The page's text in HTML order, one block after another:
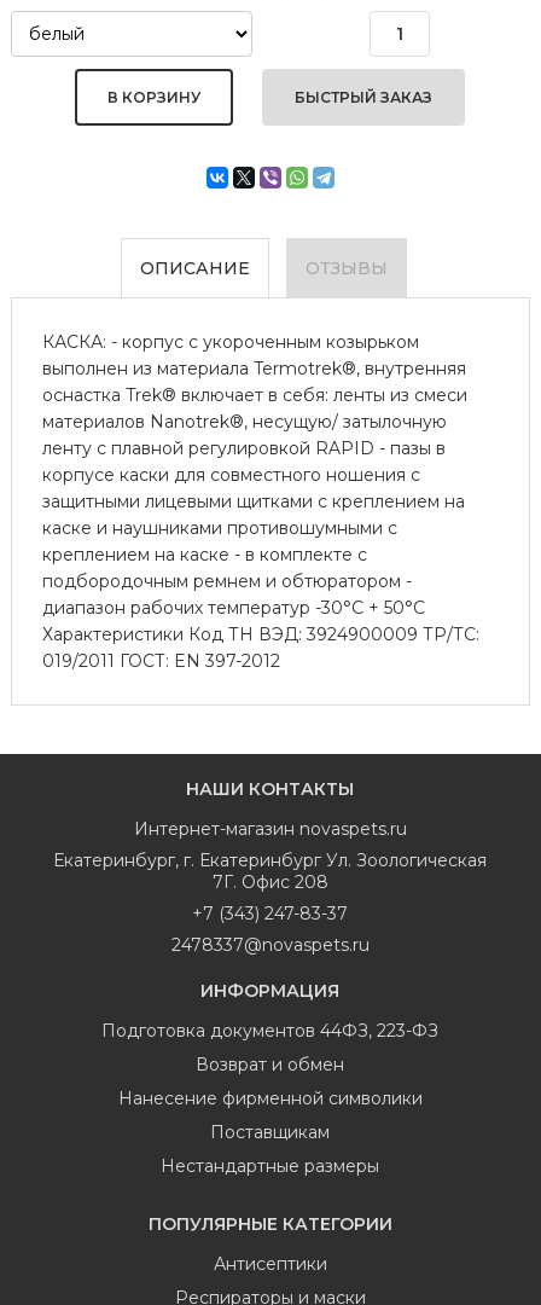
БЫСТРЫЙ ЗАКАЗ
ОПИСАНИЕ ОТЗЫВЫ
КАСКА: - корпус с укороченным козырьком
выполнен из материала Termotrek®, внутренняя
оснастка Trek® включает в себя: ленты из смеси
материалов Nanotrek®, несущую/ затылочную
ленту с плавной регулировкой RAPID - пазы в
корпусе каски для совместного ношения с
защитными лицевыми щитками с креплением на
каске и наушниками противошумными с
креплением на каске - в комплекте с
подбородочным ремнем и обтюратором -
диапазон рабочих температур -30°C + 50°С
Характеристики Код ТН ВЭД: 3924900009 ТР/ТС:
019/2011 ГОСТ: EN 397-2012
НАШИ КОНТАКТЫ
Интернет-магазин novaspets.ru
Екатеринбург, г. Екатеринбург Ул. Зоологическая
7Г. Офис 208
+7 (343) 247-83-37
2478337@novaspets.ru
ИНФОРМАЦИЯ
Подготовка документов 44ФЗ, 223-ФЗ
Возврат и обмен
Нанесение фирменной символики
Поставщикам
Нестандартные размеры
ПОПУЛЯРНЫЕ КАТЕГОРИИ
Антисептики
Респираторы и маски